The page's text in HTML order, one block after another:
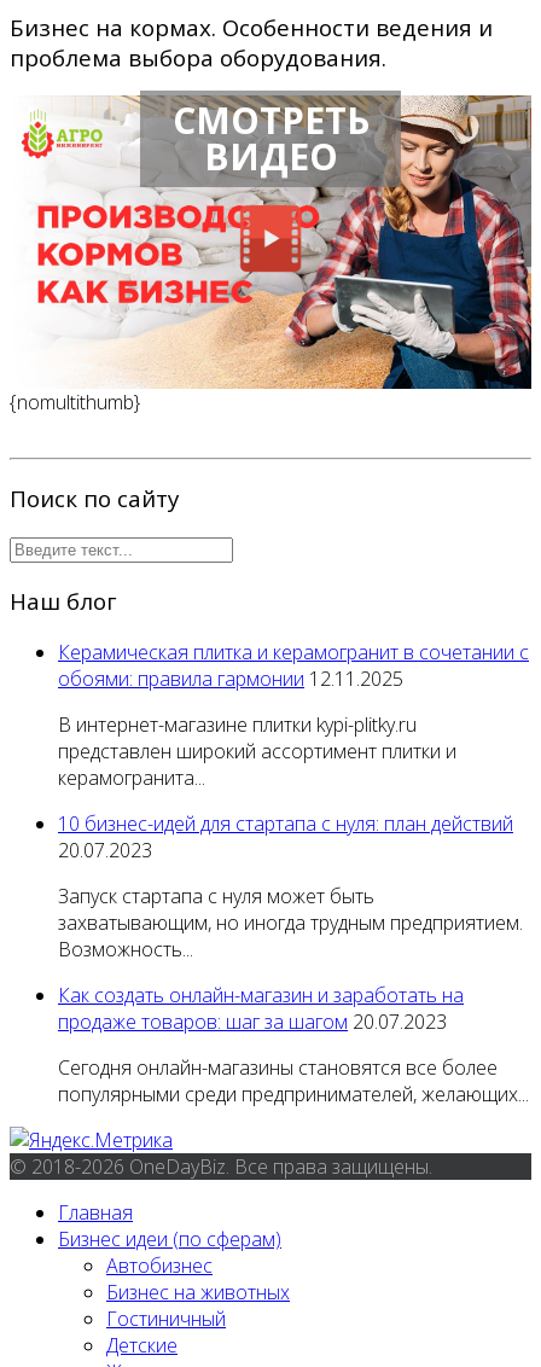
Бизнес на кормах. Особенности ведения и
проблема выбора оборудования.
СМОТРЕТЬ
ВИДЕО
{nomultithumb}
Поиск по сайту
Наш блог
Керамическая плитка и керамогранит в сочетании с
обоями: правила гармонии 12.11.2025
В интернет-магазине плитки kypi-plitky.ru
представлен широкий ассортимент плитки и
керамогранита...
10 бизнес-идей для стартапа с нуля: план действий
20.07.2023
Запуск стартапа с нуля может быть
захватывающим, но иногда трудным предприятием.
Возможность...
Как создать онлайн-магазин и заработать на
продаже товаров: шаг за шагом 20.07.2023
Сегодня онлайн-магазины становятся все более
популярными среди предпринимателей, желающих...
© 2018-2026 OneDayBiz. Все права защищены.
Главная
Бизнес идеи (по сферам)
Автобизнес
Бизнес на животных
Гостиничный
Детские